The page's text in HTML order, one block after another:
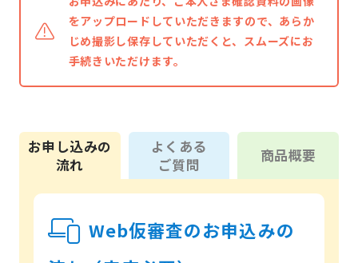
をアップロードしていただきますので、あらか
じめ撮影し保存していただくと、スムーズにお
手続きいただけます。
お申し込みの
流れ
よくある
ご質問
商品概要
Web仮審査のお申込みの